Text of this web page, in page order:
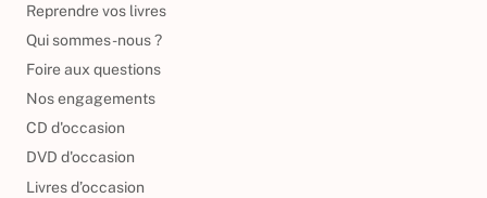
Reprendre vos livres
Qui sommes-nous ?
Foire aux questions
Nos engagements
CD d'occasion
DVD d'occasion
Livres d’occasion